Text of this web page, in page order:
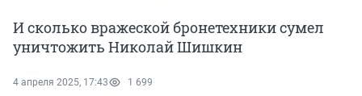
И сколько вражеской бронетехники сумел
уничтожить Николай Шишкин
4 апреля 2025, 17:43 1 699